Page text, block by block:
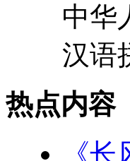
中华
汉语
热点内容
《